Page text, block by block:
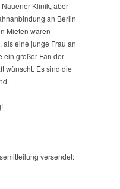
Klinik, aber
an Berlin
Mieten waren
als eine junge Frau an
ein großer Fan der
wünscht. Es sind die
versendet: